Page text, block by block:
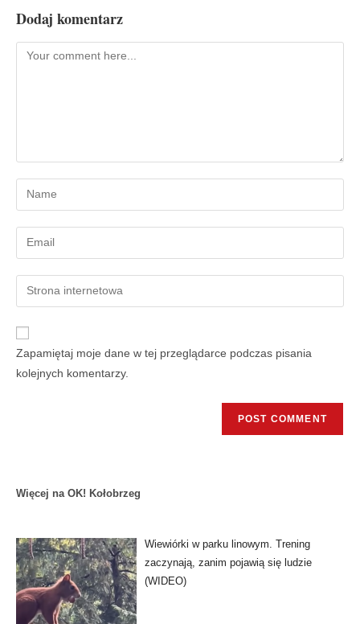
Dodaj komentarz
Zapamiętaj moje dane w tej przeglądarce podczas pisania
kolejnych komentarzy.
Więcej na OK! Kołobrzeg
Wiewiórki w parku linowym. Trening
zaczynają, zanim pojawią się ludzie
(WIDEO)